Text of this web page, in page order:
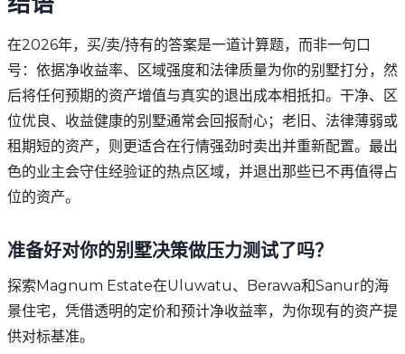
在2026年，买/卖/持有的答案是一道计算题，而非一句口
号：依据净收益率、区域强度和法律质量为你的别墅打分，然
后将任何预期的资产增值与真实的退出成本相抵扣。干净、区
位优良、收益健康的别墅通常会回报耐心；老旧、法律薄弱或
租期短的资产，则更适合在行情强劲时卖出并重新配置。最出
色的业主会守住经验证的热点区域，并退出那些已不再值得占
位的资产。
准备好对你的别墅决策做压力测试了吗？
探索Magnum Estate在Uluwatu、Berawa和Sanur的海
景住宅，凭借透明的定价和预计净收益率，为你现有的资产提
供对标基准。